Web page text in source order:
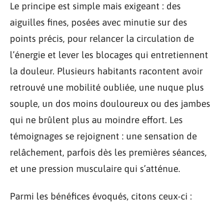
Le principe est simple mais exigeant : des
aiguilles fines, posées avec minutie sur des
points précis, pour relancer la circulation de
l’énergie et lever les blocages qui entretiennent
la douleur. Plusieurs habitants racontent avoir
retrouvé une mobilité oubliée, une nuque plus
souple, un dos moins douloureux ou des jambes
qui ne brûlent plus au moindre effort. Les
témoignages se rejoignent : une sensation de
relâchement, parfois dès les premières séances,
et une pression musculaire qui s’atténue.
Parmi les bénéfices évoqués, citons ceux-ci :